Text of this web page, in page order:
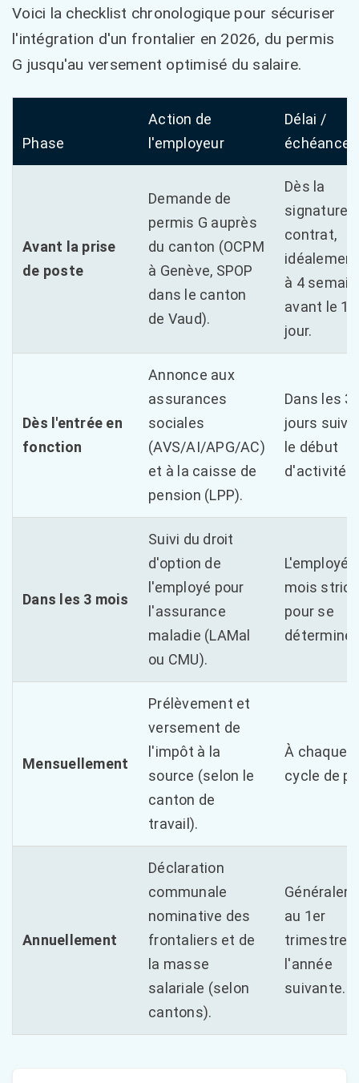
Voici la checklist chronologique pour sécuriser
l'intégration d'un frontalier en 2026, du permis
G jusqu'au versement optimisé du salaire.
Phase
Action de
l'employeur
Délai /
échéance
Avant la prise
de poste
Demande de
permis G auprès
du canton (OCPM
à Genève, SPOP
dans le canton
de Vaud).
Dès la
signature
contrat,
à 4
avant le
jour.
Dès l'entrée en
fonction
Annonce aux
assurances
sociales
(AVS/AI/APG/AC)
et à la caisse de
pension (LPP).
Dans les
jours
le début
d'activité.
Dans les 3 mois
Suivi du droit
d'option de
l'employé pour
l'assurance
maladie (LAMal
ou CMU).
L'employé
mois
pour se
Mensuellement
Prélèvement et
versement de
l'impôt à la
source (selon le
canton de
travail).
À chaque
cycle de
Annuellement
Déclaration
communale
nominative des
frontaliers et de
la masse
salariale (selon
cantons).
au 1er
trimestre
l'année
suivante.